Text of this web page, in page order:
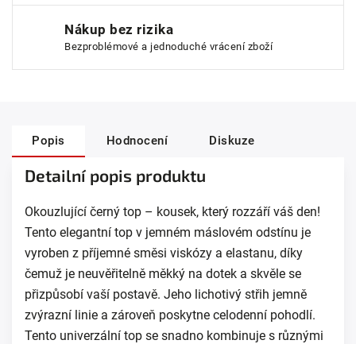
Nákup bez rizika
Bezproblémové a jednoduché vrácení zboží
Popis Hodnocení Diskuze
Detailní popis produktu
Okouzlující černý top – kousek, který rozzáří váš den!
Tento elegantní top v jemném máslovém odstínu je
vyroben z příjemné směsi viskózy a elastanu, díky
čemuž je neuvěřitelně měkký na dotek a skvěle se
přizpůsobí vaší postavě. Jeho lichotivý střih jemně
zvýrazní linie a zároveň poskytne celodenní pohodlí.
Tento univerzální top se snadno kombinuje s různými